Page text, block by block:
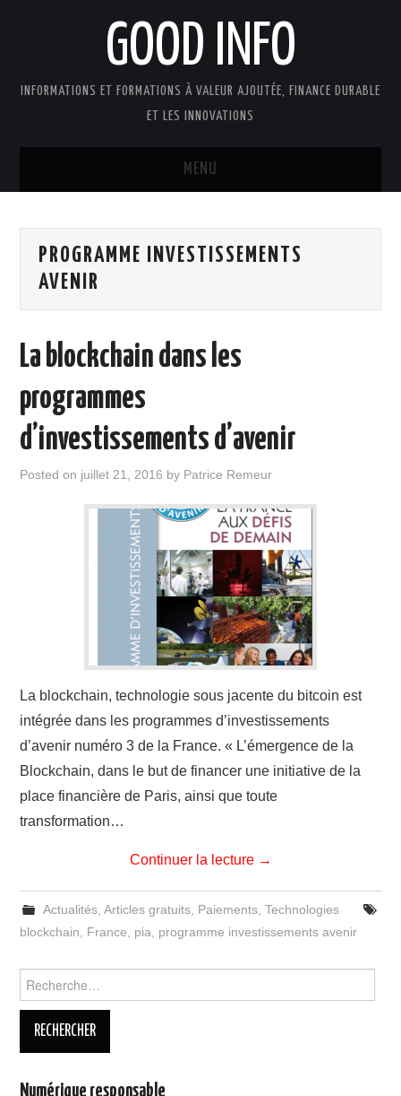
GOOD INFO
INFORMATIONS ET FORMATIONS À VALEUR AJOUTÉE, FINANCE DURABLE
ET LES INNOVATIONS
MENU
GOOD INFO DANS LA PRESSE
PUBLICATIONS
PROGRAMME INVESTISSEMENTS
AVENIR
La blockchain dans les
programmes
d’investissements d’avenir
Posted on juillet 21, 2016 by Patrice Remeur
La blockchain, technologie sous jacente du bitcoin est
intégrée dans les programmes d’investissements
d’avenir numéro 3 de la France. « L’émergence de la
Blockchain, dans le but de financer une initiative de la
place financière de Paris, ainsi que toute
transformation…
Continuer la lecture →
Actualités, Articles gratuits, Paiements, Technologies
blockchain
France pia programme investissements avenir
Numérique responsable